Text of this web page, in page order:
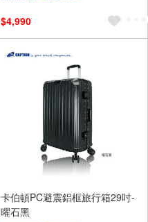
$4,990
卡伯頓PC避震鋁框旅行箱29吋-
曜石黑